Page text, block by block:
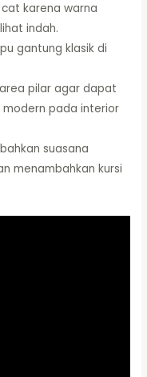
karena warna
indah.
gantung klasik di
pilar agar dapat
modern pada interior
suasana
menambahkan kursi